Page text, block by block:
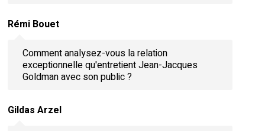
Rémi Bouet
Comment analysez-vous la relation
exceptionnelle qu'entretient Jean-Jacques
Goldman avec son public ?
Gildas Arzel